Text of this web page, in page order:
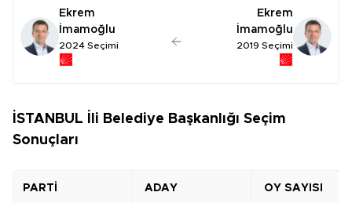
Ekrem
İmamoğlu
2024 Seçimi
Ekrem
İmamoğlu
2019 Seçimi
İSTANBUL İli Belediye Başkanlığı Seçim
Sonuçları
PARTİ ADAY OY SAYISI